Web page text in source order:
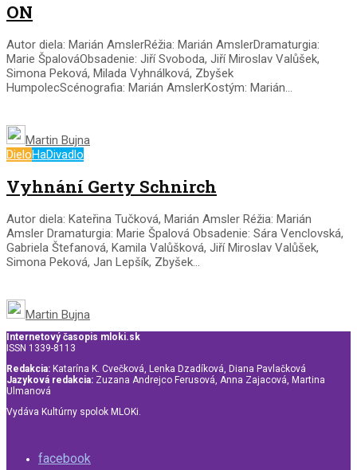
ON
Autor diela: Marián AmslerRéžia: Marián AmslerDramaturgia:
Marie ŠpalováObsadenie: Jiří Svoboda, Jiří Miroslav Valůšek,
Simona Peková, Milada Vyhnálková, Zbyšek
HumpolecScénografia: Marián AmslerKostým: Marián...
Martin Bujna
DieloHaDivadlo
Vyhnání Gerty Schnirch
Autor diela: Kateřina Tučková, Marián Amsler Réžia: Marián
Amsler Dramaturgia: Marie Špalová Obsadenie: Sára Venclovská,
Gabriela Štefanová, Kamila Valůšková, Jiří Miroslav Valůšek,
Simona Peková, Jan Lepšík, Zbyšek...
Martin Bujna
Internetový časopis mloki.sk
ISSN 1339-8113
Redakcia: Katarína K. Cvečková, Lenka Dzadíková, Diana Pavlačková
Jazyková redakcia: Zuzana Andrejco Ferusová, Anna Zajacová, Martina
Ulmanová
Vydáva Kultúrny spolok MLOKi.
facebook